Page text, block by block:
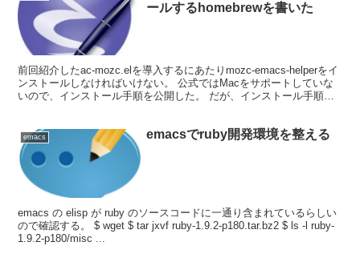
ールするhomebrewを書いた
前回紹介したac-mozc.elを導入するにあたりmozc-emacs-helperをイ
ンストールしなければいけない。 公式ではMacをサポートしていな
いので、インストール手順を公開した。 だが、インストール手順を
emacs emacsでruby開発環境を整える
emacs の elisp が ruby のソースコードに一通り含まれているらしい
ので確認する。 $ wget $ tar jxvf ruby-1.9.2-p180.tar.bz2 $ ls -l ruby-
1.9.2-p180/misc ...